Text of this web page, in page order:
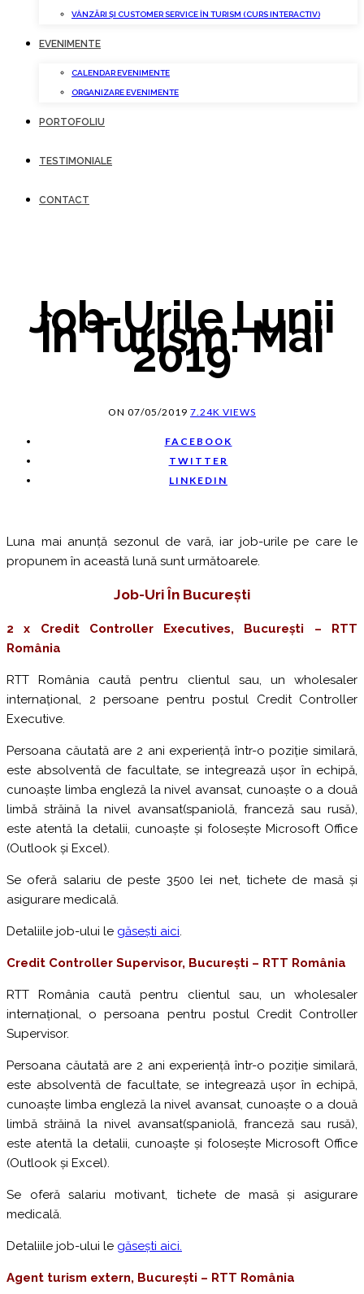
VÂNZĂRI ȘI CUSTOMER SERVICE ÎN TURISM (CURS INTERACTIV)
EVENIMENTE
CALENDAR EVENIMENTE
ORGANIZARE EVENIMENTE
PORTOFOLIU
TESTIMONIALE
CONTACT
Job-Urile Lunii
În Turism: Mai
2019
ON 07/05/2019 7.24K VIEWS
FACEBOOK
TWITTER
LINKEDIN
Luna mai anunță sezonul de vară, iar job-urile pe care le
propunem în această lună sunt următoarele.
Job-Uri În București
2 x Credit Controller Executives, București – RTT
România
RTT România caută pentru clientul sau, un wholesaler
internațional, 2 persoane pentru postul Credit Controller
Executive.
Persoana căutată are 2 ani experiență într-o poziție similară,
este absolventă de facultate, se integrează ușor în echipă,
cunoaște limba engleză la nivel avansat, cunoaște o a două
limbă străină la nivel avansat(spaniolă, franceză sau rusă),
este atentă la detalii, cunoaște și folosește Microsoft Office
(Outlook și Excel).
Se oferă salariu de peste 3500 lei net, tichete de masă și
asigurare medicală.
Detaliile job-ului le găsești aici.
Credit Controller Supervisor, București – RTT România
RTT România caută pentru clientul sau, un wholesaler
internațional, o persoana pentru postul Credit Controller
Supervisor.
Persoana căutată are 2 ani experiență într-o poziție similară,
este absolventă de facultate, se integrează ușor în echipă,
cunoaște limba engleză la nivel avansat, cunoaște o a două
limbă străină la nivel avansat(spaniolă, franceză sau rusă),
este atentă la detalii, cunoaște și folosește Microsoft Office
(Outlook și Excel).
Se oferă salariu motivant, tichete de masă și asigurare
medicală.
Detaliile job-ului le găsești aici.
Agent turism extern, București – RTT România